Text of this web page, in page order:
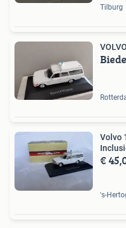
Tilburg
Volvo
€
's-